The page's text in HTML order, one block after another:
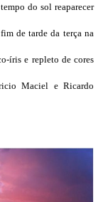
do sol reaparecer
de tarde da terça na
íris e repleto de cores
Maciel e Ricardo